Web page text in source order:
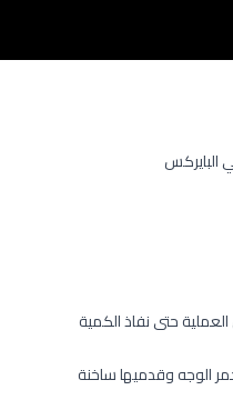
البايركس
حتى نفاذ الكمية
الوجه وقدميها ساخنة